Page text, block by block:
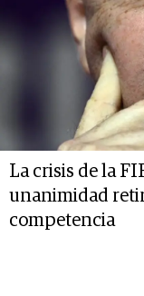
La crisis de la
unanimidad
competencia